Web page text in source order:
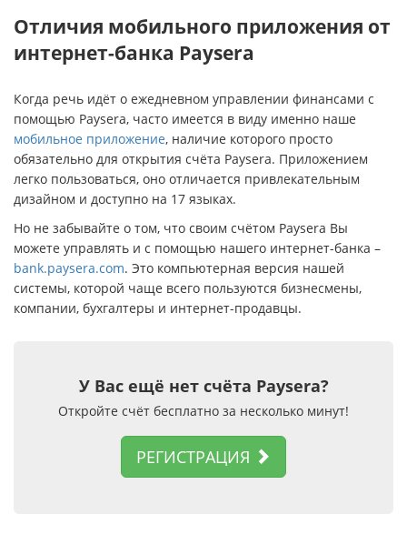
Отличия мобильного приложения от
интернет-банка Paysera
Когда речь идёт о ежедневном управлении финансами с
помощью Paysera, часто имеется в виду именно наше
мобильное приложение, наличие которого просто
обязательно для открытия счёта Paysera. Приложением
легко пользоваться, оно отличается привлекательным
дизайном и доступно на 17 языках.
Но не забывайте о том, что своим счётом Paysera Вы
можете управлять и с помощью нашего интернет-банка –
bank.paysera.com. Это компьютерная версия нашей
системы, которой чаще всего пользуются бизнесмены,
компании, бухгалтеры и интернет-продавцы.
У Вас ещё нет счёта Paysera?
Откройте счёт бесплатно за несколько минут!
РЕГИСТРАЦИЯ